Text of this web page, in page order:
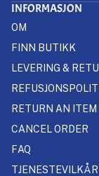
INFORMASJON
OM
FINN BUTIKK
LEVERING &
RETURN AN ITEM
CANCEL ORDER
FAQ
TJENESTEVILKÅR